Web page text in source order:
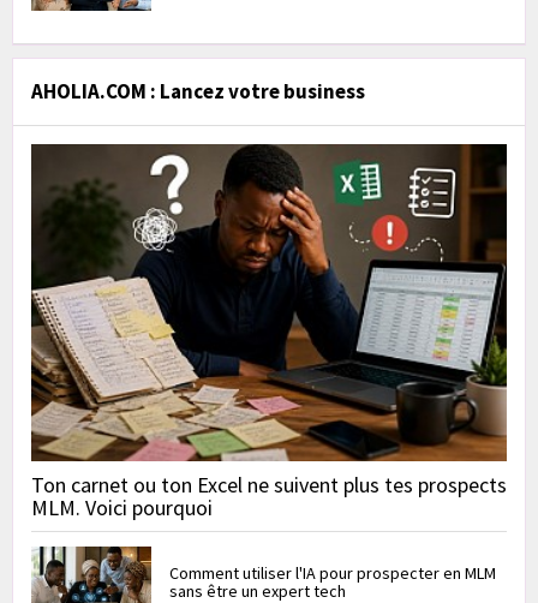
AHOLIA.COM : Lancez votre business
Ton carnet ou ton Excel ne suivent plus tes prospects
MLM. Voici pourquoi
Comment utiliser l'IA pour prospecter en MLM
sans être un expert tech